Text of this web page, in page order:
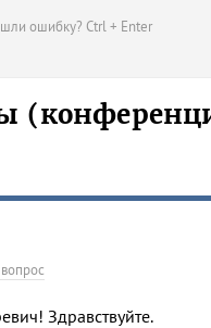
ошибку? Ctrl + Enter
Здравствуйте.